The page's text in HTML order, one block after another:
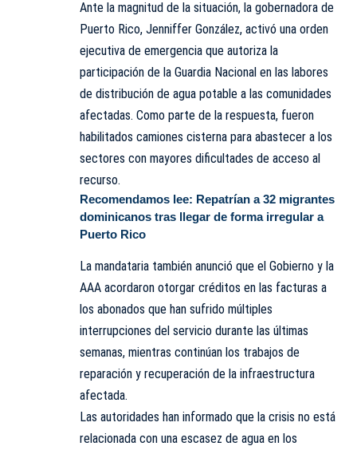
Ante la magnitud de la situación, la gobernadora de
Puerto Rico, Jenniffer González, activó una orden
ejecutiva de emergencia que autoriza la
participación de la Guardia Nacional en las labores
de distribución de agua potable a las comunidades
afectadas. Como parte de la respuesta, fueron
habilitados camiones cisterna para abastecer a los
sectores con mayores dificultades de acceso al
recurso.
Recomendamos lee: Repatrían a 32 migrantes
dominicanos tras llegar de forma irregular a
Puerto Rico
La mandataria también anunció que el Gobierno y la
AAA acordaron otorgar créditos en las facturas a
los abonados que han sufrido múltiples
interrupciones del servicio durante las últimas
semanas, mientras continúan los trabajos de
reparación y recuperación de la infraestructura
afectada.
Las autoridades han informado que la crisis no está
relacionada con una escasez de agua en los